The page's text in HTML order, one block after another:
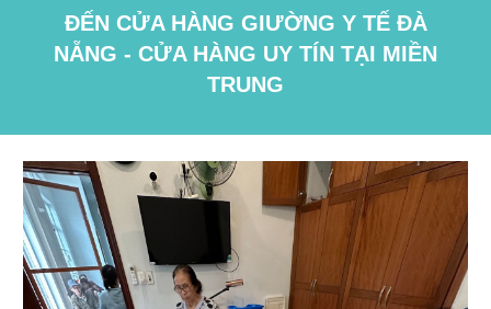
ĐẾN CỬA HÀNG GIƯỜNG Y TẾ ĐÀ
NẴNG - CỬA HÀNG UY TÍN TẠI MIỀN
TRUNG